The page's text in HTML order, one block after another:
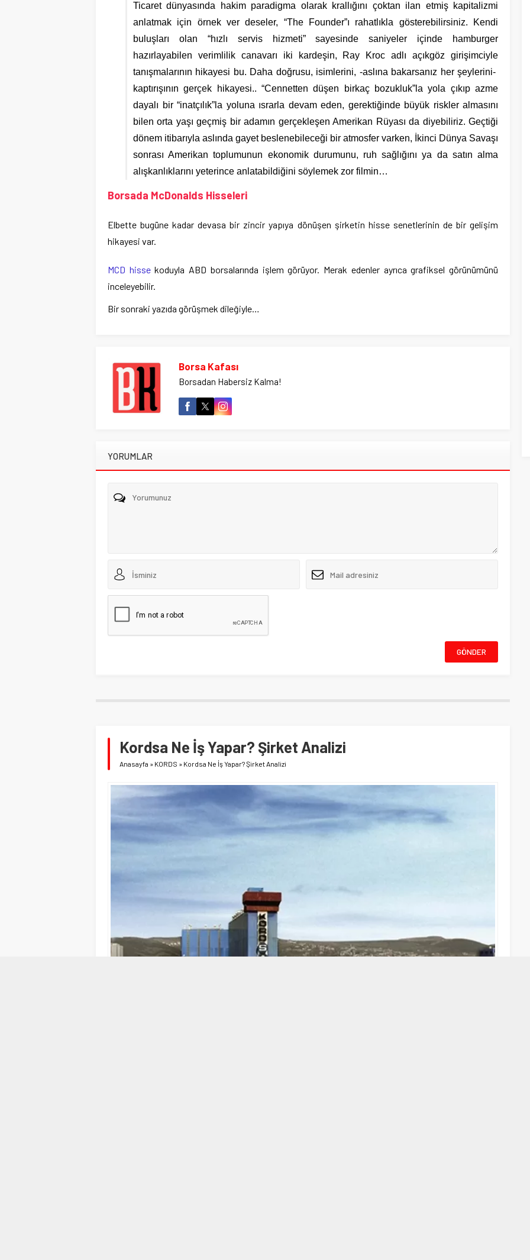
Ticaret dünyasında hakim paradigma olarak krallığını çoktan ilan etmiş kapitalizmi
anlatmak için örnek ver deseler, “The Founder”ı rahatlıkla gösterebilirsiniz. Kendi
buluşları olan “hızlı servis hizmeti” sayesinde saniyeler içinde hamburger
hazırlayabilen verimlilik canavarı iki kardeşin, Ray Kroc adlı açıkgöz girişimciyle
tanışmalarının hikayesi bu. Daha doğrusu, isimlerini, -aslına bakarsanız her şeylerini-
kaptırışının gerçek hikayesi.. “Cennetten düşen birkaç bozukluk”la yola çıkıp azme
dayalı bir “inatçılık”la yoluna ısrarla devam eden, gerektiğinde büyük riskler almasını
bilen orta yaşı geçmiş bir adamın gerçekleşen Amerikan Rüyası da diyebiliriz. Geçtiği
dönem itibarıyla aslında gayet beslenebileceği bir atmosfer varken, İkinci Dünya Savaşı
sonrası Amerikan toplumunun ekonomik durumunu, ruh sağlığını ya da satın alma
alışkanlıklarını yeterince anlatabildiğini söylemek zor filmin…
Borsada McDonalds Hisseleri
Elbette bugüne kadar devasa bir zincir yapıya dönüşen şirketin hisse senetlerinin de bir gelişim
hikayesi var.
MCD hissekoduyla ABD borsalarında işlem görüyor. Merak edenler ayrıca grafiksel görünümünü
inceleyebilir.
Bir sonraki yazıda görüşmek dileğiyle…
Borsa Kafası
Borsadan Habersiz Kalma!
YORUMLAR
Kordsa Ne İş Yapar? Şirket Analizi
Anasayfa » KORDS » Kordsa Ne İş Yapar? Şirket Analizi